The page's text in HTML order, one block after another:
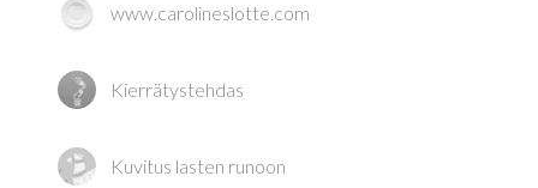
www.carolineslotte.com
Kierrätystehdas
Kuvitus lasten runoon